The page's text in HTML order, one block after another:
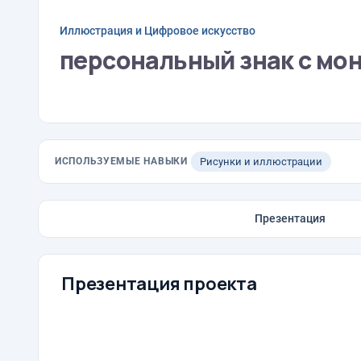
Иллюстрация и Цифровое искусство
персональный знак с
ИСПОЛЬЗУЕМЫЕ НАВЫКИ Рисунки и иллюстрации
Презентация
Презентация проекта